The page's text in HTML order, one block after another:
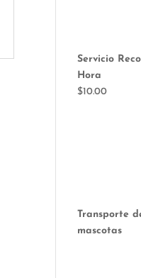
Servicio
Hora
$10.00
Transporte
mascotas